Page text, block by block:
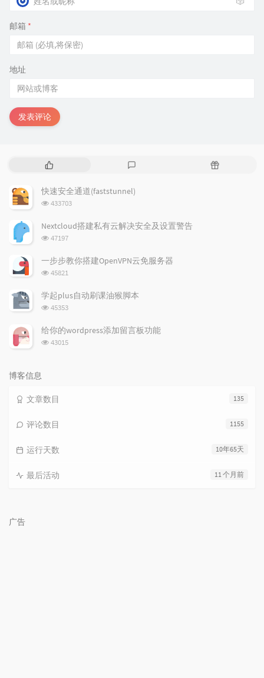
邮箱 *
地址
发表评论
热
文
章
随
快速安全通道(faststunnel)
浏
次
433703
Nextcloud搭建私有云解决安全及设置警告
浏
次
数:
47197
一步步教你搭建OpenVPN云免服务器
浏
次
数:
45821
学起plus自动刷课油猴脚本
浏
次
数:
45353
给你的wordpress添加留言板功能
浏
43015
博客信息
135
文章数目
1155
评论数目
10年65天
运行天数
11 个月前
最后活动
广告